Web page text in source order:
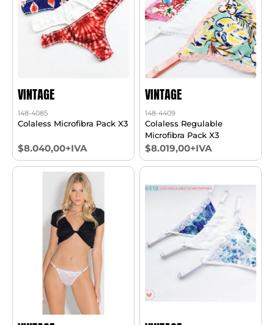
VINTAGE
148-4085
Colaless Microfibra Pack X3
$8.040,00+IVA
VINTAGE
148-4409
Colaless Regulable
Microfibra Pack X3
$8.019,00+IVA